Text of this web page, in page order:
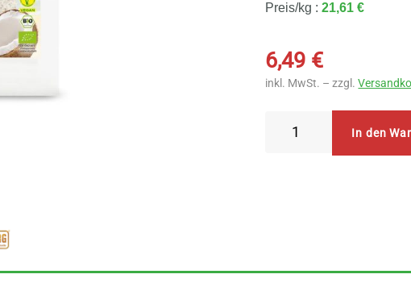
Preis/kg :21,61 €
6,49 €
inkl. MwSt. – zzgl.
In den